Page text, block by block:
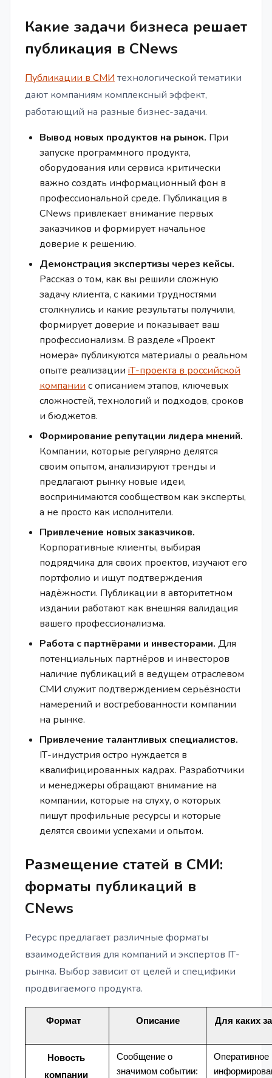
Какие задачи бизнеса решает
публикация в CNews
Публикации в СМИ технологической тематики
дают компаниям комплексный эффект,
работающий на разные бизнес-задачи.
Вывод новых продуктов на рынок. При
запуске программного продукта,
оборудования или сервиса критически
важно создать информационный фон в
профессиональной среде. Публикация в
CNews привлекает внимание первых
заказчиков и формирует начальное
доверие к решению.
Демонстрация экспертизы через кейсы.
Рассказ о том, как вы решили сложную
задачу клиента, с какими трудностями
столкнулись и какие результаты получили,
формирует доверие и показывает ваш
профессионализм. В разделе «Проект
номера» публикуются материалы о реальном
опыте реализации iТ-проекта в российской
компании с описанием этапов, ключевых
сложностей, технологий и подходов, сроков
и бюджетов.
Формирование репутации лидера мнений.
Компании, которые регулярно делятся
своим опытом, анализируют тренды и
предлагают рынку новые идеи,
воспринимаются сообществом как эксперты,
а не просто как исполнители.
Привлечение новых заказчиков.
Корпоративные клиенты, выбирая
подрядчика для своих проектов, изучают его
портфолио и ищут подтверждения
надёжности. Публикации в авторитетном
издании работают как внешняя валидация
вашего профессионализма.
Работа с партнёрами и инвесторами. Для
потенциальных партнёров и инвесторов
наличие публикаций в ведущем отраслевом
СМИ служит подтверждением серьёзности
намерений и востребованности компании
на рынке.
Привлечение талантливых специалистов.
IТ-индустрия остро нуждается в
квалифицированных кадрах. Разработчики
и менеджеры обращают внимание на
компании, которые на слуху, о которых
пишут профильные ресурсы и которые
делятся своими успехами и опытом.
Размещение статей в СМИ:
форматы публикаций в
CNews
Ресурс предлагает различные форматы
взаимодействия для компаний и экспертов IТ-
рынка. Выбор зависит от целей и специфики
продвигаемого продукта.
Формат Описание Для каких
Новость
компании
Сообщение о
значимом событии:
Оперативное